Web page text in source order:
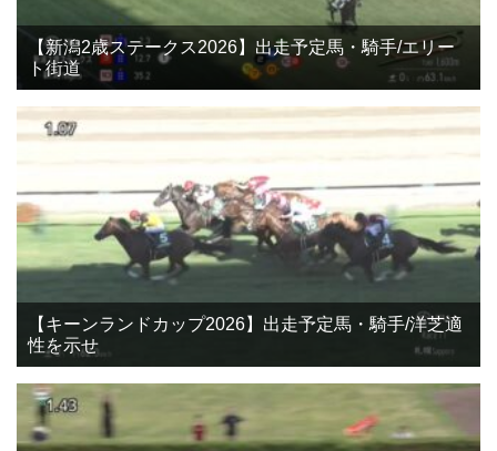
【新潟2歳ステークス2026】出走予定馬・騎手/エリー
ト街道
【キーンランドカップ2026】出走予定馬・騎手/洋芝適
性を示せ